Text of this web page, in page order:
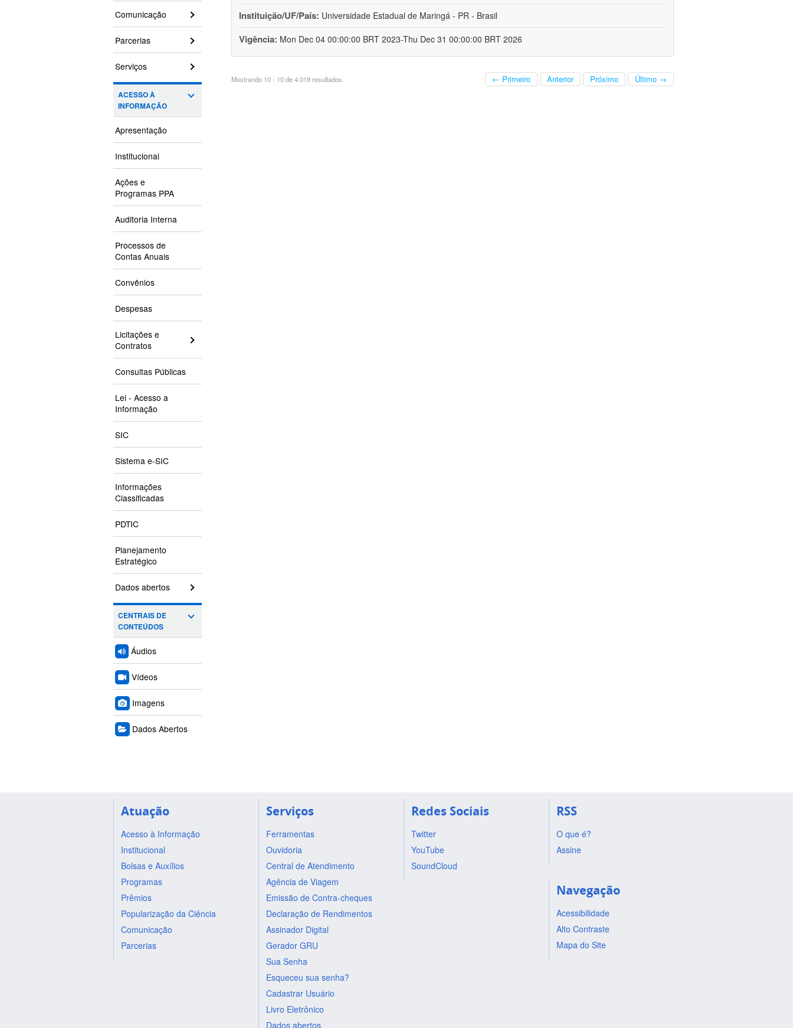
Comunicação
Parcerias
Serviços
ACESSO À
INFORMAÇÃO
Apresentação
Institucional
Ações e
Programas PPA
Auditoria Interna
Processos de
Contas Anuais
Convênios
Despesas
Licitações e
Contratos
Consultas Públicas
Lei - Acesso a
Informação
SIC
Sistema e-SIC
Informações
Classificadas
PDTIC
Planejamento
Estratégico
Dados abertos
CENTRAIS DE
CONTEÚDOS
Áudios
Vídeos
Imagens
Dados Abertos
Instituição/UF/País: Universidade Estadual de Maringá - PR - Brasil
Vigência: Mon Dec 04 00:00:00 BRT 2023-Thu Dec 31 00:00:00 BRT 2026
Mostrando 10 - 10 de 4.019 resultados. ← Primeiro Anterior Próximo Último →
Atuação
Acesso à Informação
Institucional
Bolsas e Auxílios
Programas
Prêmios
Popularização da Ciência
Comunicação
Parcerias
Serviços
Ferramentas
Ouvidoria
Central de Atendimento
Agência de Viagem
Emissão de Contra-cheques
Declaração de Rendimentos
Assinador Digital
Gerador GRU
Sua Senha
Esqueceu sua senha?
Cadastrar Usuário
Livro Eletrônico
Dados abertos
Redes Sociais
Twitter
YouTube
SoundCloud
RSS
O que é?
Assine
Navegação
Acessibilidade
Alto Contraste
Mapa do Site